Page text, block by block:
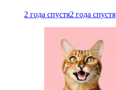
2 года спустя2 года спустя